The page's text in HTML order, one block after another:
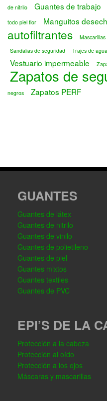
de nitrilo
Guantes de trabajo
todo piel flor
Manguitos
autofiltrantes
Sandalias de seguridad Trajes de agua
Vestuario impermeable
Zapatos de
negros
Zapatos PERF
GUANTES
Guantes de látex
Guantes de nitrilo
Guantes de vinilo
Guantes de polietileno
Guantes de piel
Guantes mixtos
Guantes textiles
Guantes de PVC
EPI’S DE LA
Protección a la cabeza
Protección al oído
Protección a los ojos
Máscaras y mascarillas